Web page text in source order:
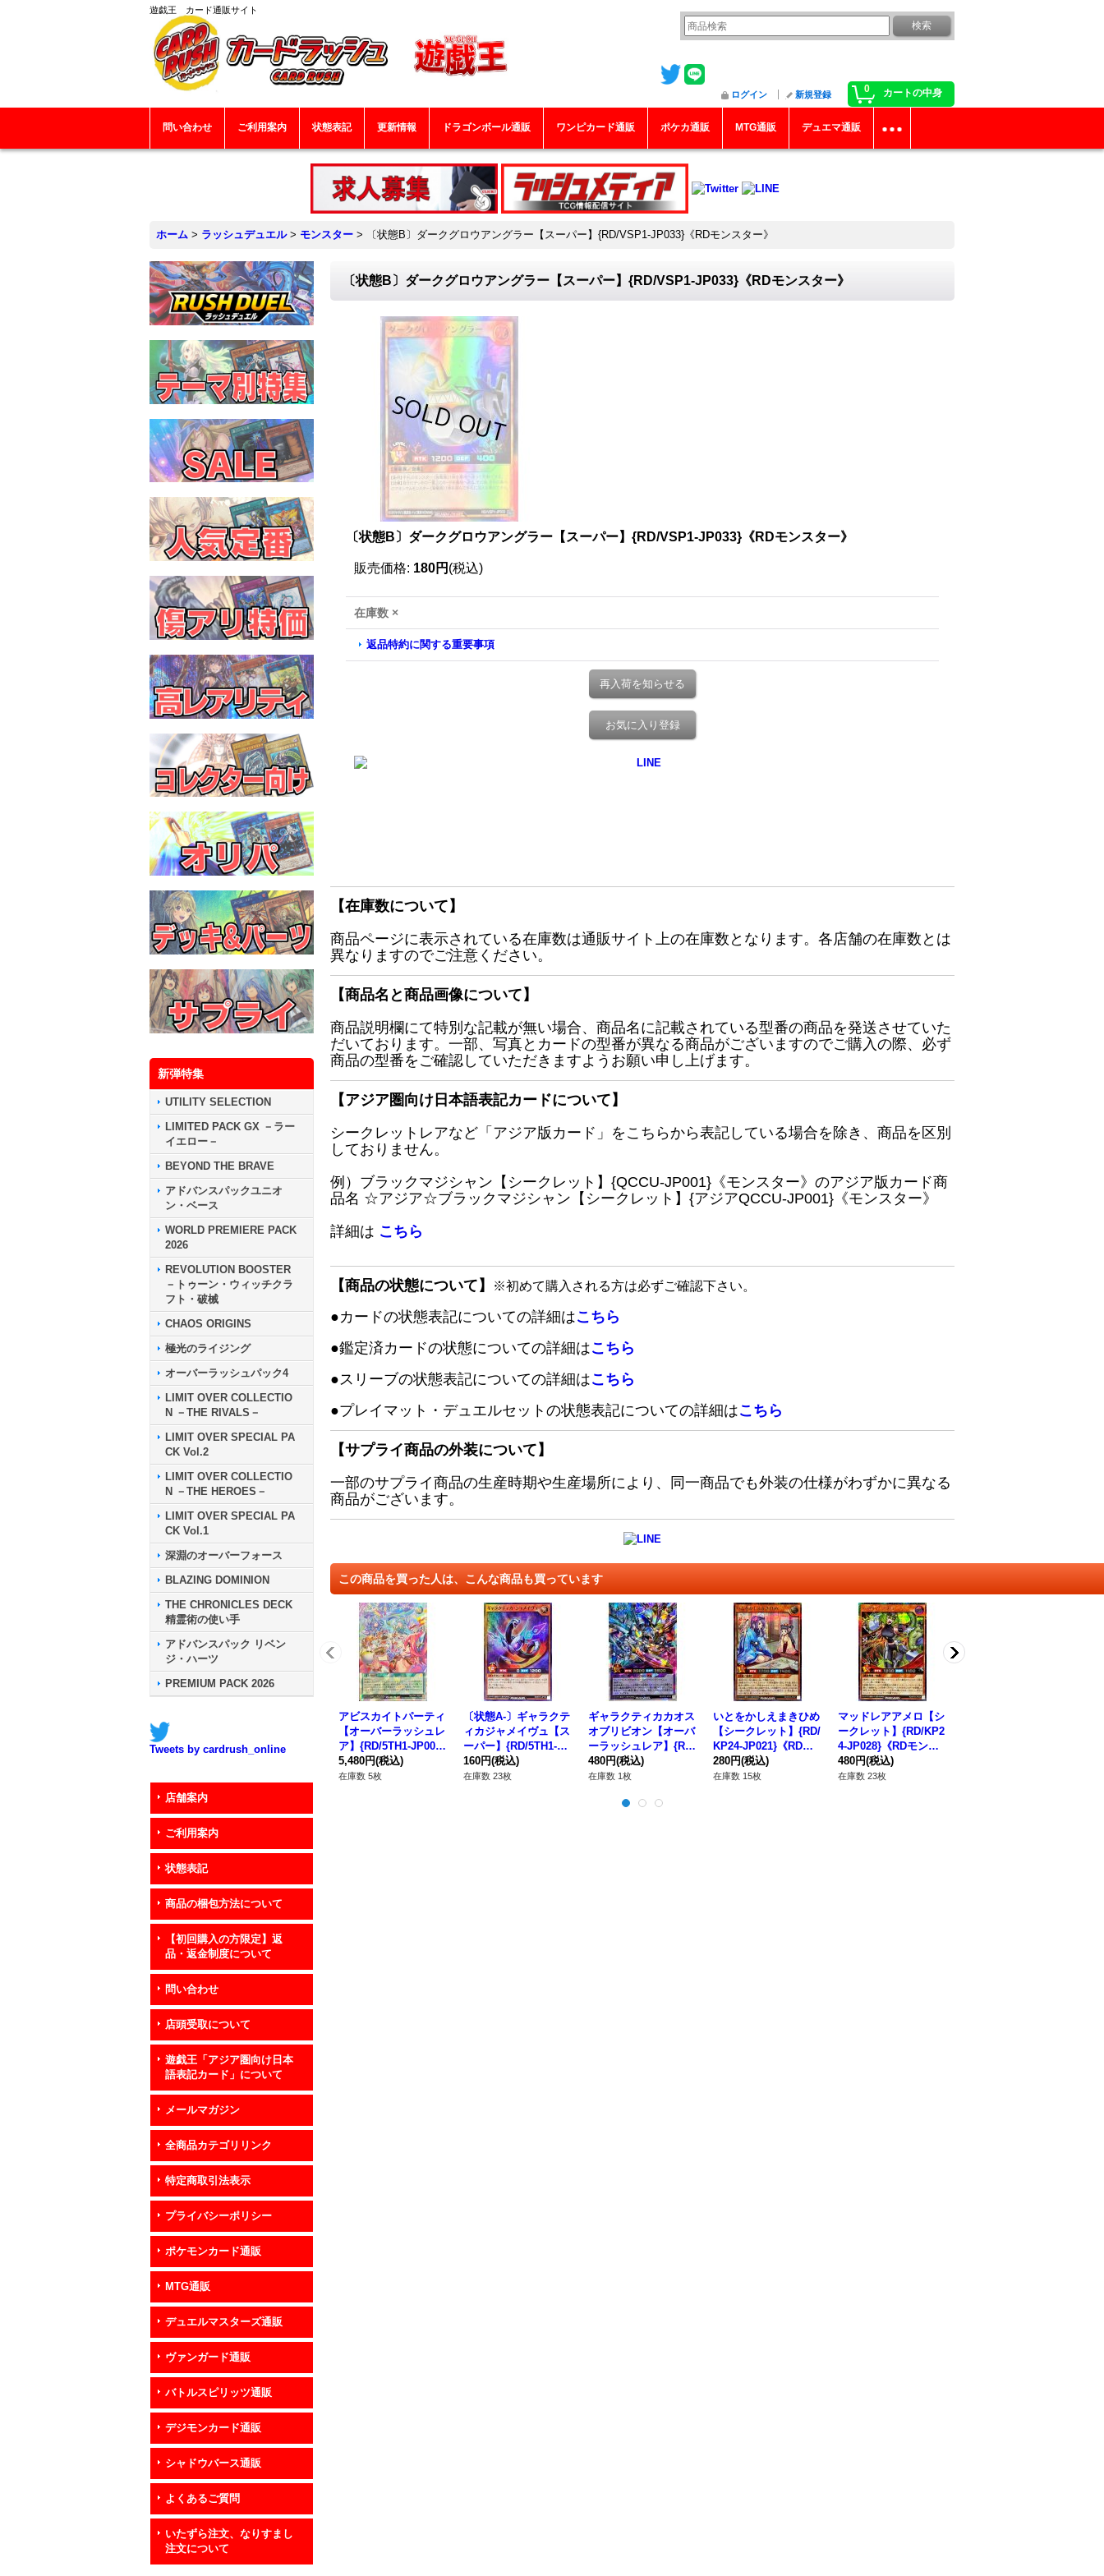
遊戯王 カード通販サイト
0 カートの中身
ログイン 新規登録
問い合わせ ご利用案内 状態表記 更新情報 ドラゴンボール通販 ワンピカード通販 ポケカ通販 MTG通販 デュエマ通販
ホーム > ラッシュデュエル > モンスター > 〔状態B〕ダークグロウアングラー【スーパー】{RD/VSP1-JP033}《RDモンスター》
新弾特集
UTILITY SELECTION
LIMITED PACK GX －ラー
イエロー－
BEYOND THE BRAVE
アドバンスパックユニオ
ン・ベース
WORLD PREMIERE PACK
2026
REVOLUTION BOOSTER
－トゥーン・ウィッチクラ
フト・破械
CHAOS ORIGINS
極光のライジング
オーバーラッシュパック4
LIMIT OVER COLLECTIO
N －THE RIVALS－
LIMIT OVER SPECIAL PA
CK Vol.2
LIMIT OVER COLLECTIO
N －THE HEROES－
LIMIT OVER SPECIAL PA
CK Vol.1
深淵のオーバーフォース
BLAZING DOMINION
THE CHRONICLES DECK
精霊術の使い手
アドバンスパック リベン
ジ・ハーツ
PREMIUM PACK 2026
Tweets by cardrush_online
店舗案内
ご利用案内
状態表記
商品の梱包方法について
【初回購入の方限定】返
品・返金制度について
問い合わせ
店頭受取について
遊戯王「アジア圏向け日本
語表記カード」について
メールマガジン
全商品カテゴリリンク
特定商取引法表示
プライバシーポリシー
ポケモンカード通販
MTG通販
デュエルマスターズ通販
ヴァンガード通販
バトルスピリッツ通販
デジモンカード通販
シャドウバース通販
よくあるご質問
いたずら注文、なりすまし
注文について
〔状態B〕ダークグロウアングラー【スーパー】{RD/VSP1-JP033}《RDモンスター》
〔状態B〕ダークグロウアングラー【スーパー】{RD/VSP1-JP033}《RDモンスター》
販売価格: 180円 (税込)
在庫数 ×
返品特約に関する重要事項
再入荷を知らせる
お気に入り登録
【在庫数について】
商品ページに表示されている在庫数は通販サイト上の在庫数となります。各店舗の在庫数とは
異なりますのでご注意ください。
【商品名と商品画像について】
商品説明欄にて特別な記載が無い場合、商品名に記載されている型番の商品を発送させていた
だいております。一部、写真とカードの型番が異なる商品がございますのでご購入の際、必ず
商品の型番をご確認していただきますようお願い申し上げます。
【アジア圏向け日本語表記カードについて】
シークレットレアなど「アジア版カード」をこちらから表記している場合を除き、商品を区別
しておりません。
例）ブラックマジシャン【シークレット】{QCCU-JP001}《モンスター》のアジア版カード商
品名 ☆アジア☆ブラックマジシャン【シークレット】{アジアQCCU-JP001}《モンスター》
詳細は こちら
【商品の状態について】 ※初めて購入される方は必ずご確認下さい。
●カードの状態表記についての詳細はこちら
●鑑定済カードの状態についての詳細はこちら
●スリーブの状態表記についての詳細はこちら
●プレイマット・デュエルセットの状態表記についての詳細はこちら
【サプライ商品の外装について】
一部のサプライ商品の生産時期や生産場所により、同一商品でも外装の仕様がわずかに異なる
商品がございます。
この商品を買った人は、こんな商品も買っています
アビスカイトパーティ
【オーバーラッシュレ
ア】{RD/5TH1-JP006}
《RD魔法》
5,480円(税込)
在庫数 5枚
〔状態A-〕ギャラクテ
ィカジャメイヴュ【ス
ーパー】{RD/5TH1-JP
104}《RDモンスタ
ー》
160円(税込)
在庫数 23枚
ギャラクティカカオス
オブリビオン【オーバ
ーラッシュレア】{RD/
KP20-JP043}《RDフ
ュージョン》
480円(税込)
在庫数 1枚
いとをかしえまきひめ
【シークレット】{RD/
KP24-JP021}《RDモ
ンスター》
280円(税込)
在庫数 15枚
マッドレアアメロ【シ
ークレット】{RD/KP2
4-JP028}《RDモンス
ター》
480円(税込)
在庫数 23枚